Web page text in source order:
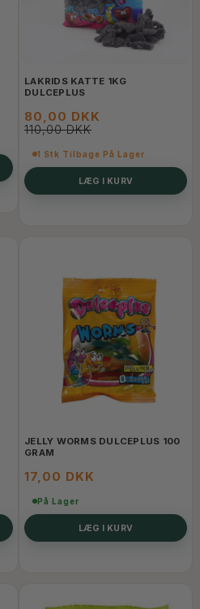
LAKRIDS KATTE 1KG
DULCEPLUS
80,00 DKK
110,00 DKK
1 Stk Tilbage På Lager
LÆG I KURV
JELLY WORMS DULCEPLUS 100
GRAM
17,00 DKK
På Lager
LÆG I KURV